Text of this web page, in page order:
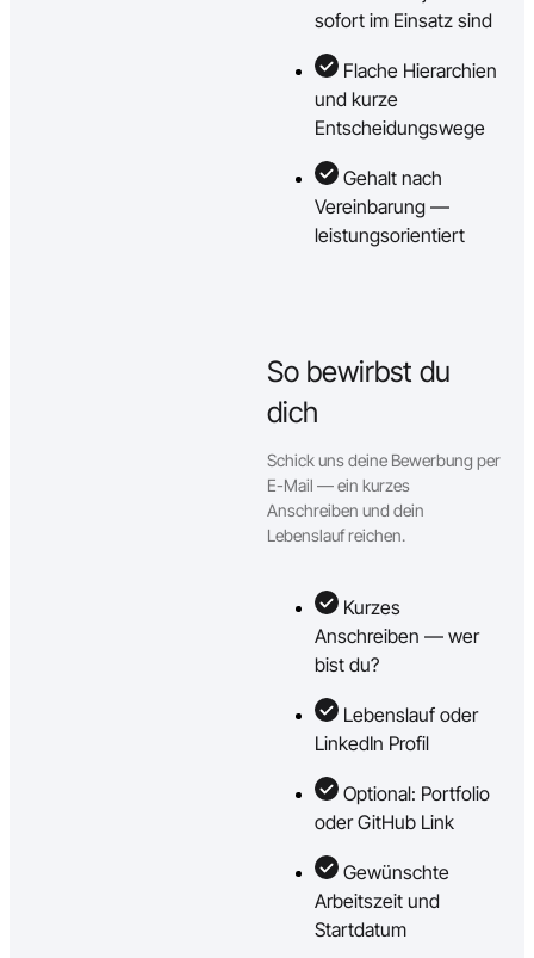
sofort im Einsatz sind
Flache Hierarchien
und kurze
Entscheidungswege
Gehalt nach
Vereinbarung —
leistungsorientiert
So bewirbst du
dich
Schick uns deine Bewerbung per
E-Mail — ein kurzes
Anschreiben und dein
Lebenslauf reichen.
Kurzes
Anschreiben — wer
bist du?
Lebenslauf oder
LinkedIn Profil
Optional: Portfolio
oder GitHub Link
Gewünschte
Arbeitszeit und
Startdatum